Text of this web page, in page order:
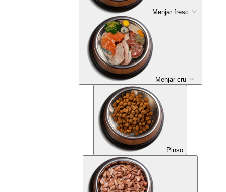
Menjar fresc
Menjar cru
Pinso